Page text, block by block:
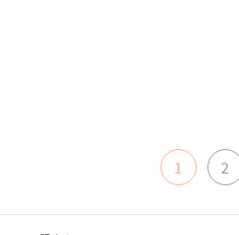
1 2